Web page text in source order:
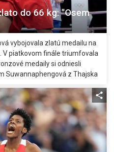
do 66 kg: "Osem
vybojovala zlatú medailu na
V piatkovom finále triumfovala
medaily si odniesli
Suwannaphengová z Thajska